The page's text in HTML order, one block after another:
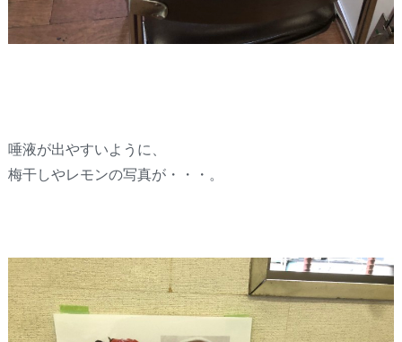
唾液が出やすいように、
梅干しやレモンの写真が・・・。